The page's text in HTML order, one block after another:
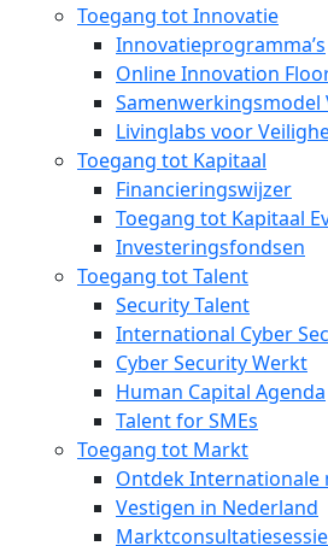
Toegang tot Innovatie
Innovatieprogramma’s
Online Innovation
Samenwerkingsmodel
Livinglabs voor
Toegang tot Kapitaal
Financieringswijzer
Toegang tot Kapitaal
Investeringsfondsen
Toegang tot Talent
Security Talent
International Cyber
Cyber Security Werkt
Human Capital Agenda
Talent for SMEs
Toegang tot Markt
Ontdek Internationale
Vestigen in Nederland